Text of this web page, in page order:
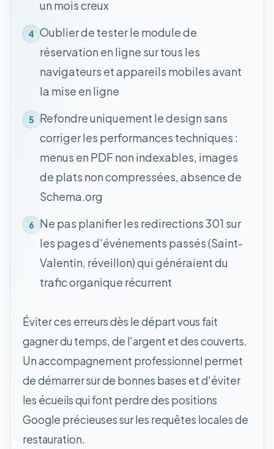
un mois creux
4 Oublier de tester le module de
réservation en ligne sur tous les
navigateurs et appareils mobiles avant
la mise en ligne
5 Refondre uniquement le design sans
corriger les performances techniques :
menus en PDF non indexables, images
de plats non compressées, absence de
Schema.org
6 Ne pas planifier les redirections 301 sur
les pages d'événements passés (Saint-
Valentin, réveillon) qui généraient du
trafic organique récurrent
Éviter ces erreurs dès le départ vous fait
gagner du temps, de l'argent et des couverts.
Un accompagnement professionnel permet
de démarrer sur de bonnes bases et d'éviter
les écueils qui font perdre des positions
Google précieuses sur les requêtes locales de
restauration.